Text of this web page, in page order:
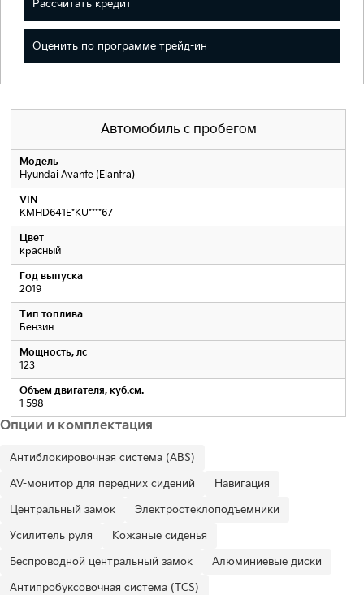
Рассчитать кредит
Оценить по программе трейд-ин
Автомобиль с пробегом
Модель
Hyundai Avante (Elantra)
VIN
KMHD641E*KU****67
Цвет
красный
Год выпуска
2019
Тип топлива
Бензин
Мощность, лс
123
Объем двигателя, куб.см.
1 598
Опции и комплектация
Антиблокировочная система (ABS)
AV-монитор для передних сидений
Навигация
Центральный замок
Электростеклоподъемники
Усилитель руля
Кожаные сиденья
Беспроводной центральный замок
Алюминиевые диски
Антипробуксовочная система (TCS)